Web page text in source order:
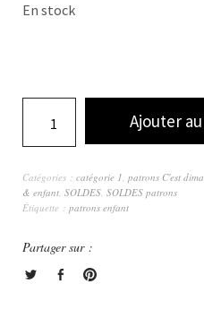
En stock
Ajouter
Catégories : catégorie 1, patrons C'est
& enfant, SOLDES, SOLDES patrons
Étiquette : patrons enfant
Partager sur :